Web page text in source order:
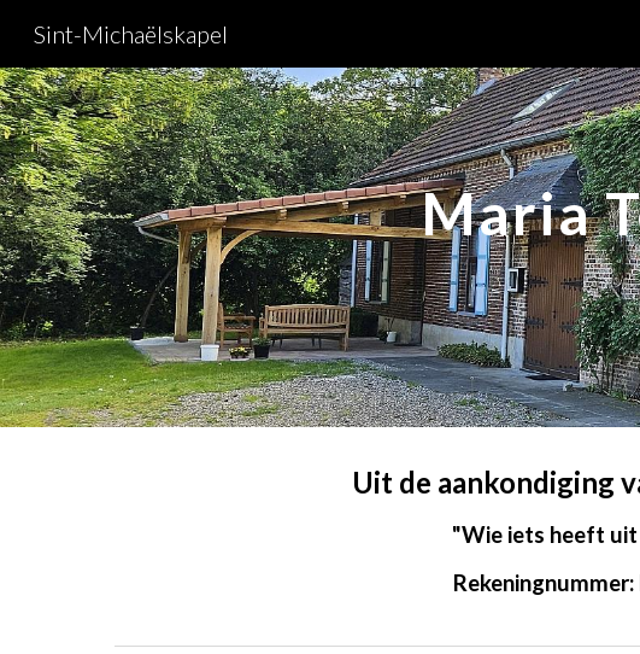
Sint-Michaëlskapel
Maria
Uit de aankondiging
"Wie iets heeft uit